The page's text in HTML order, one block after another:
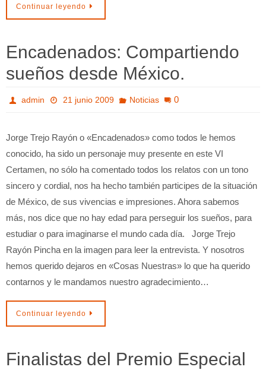
Continuar leyendo
Encadenados: Compartiendo
sueños desde México.
admin 21 junio 2009 Noticias 0
Jorge Trejo Rayón o «Encadenados» como todos le hemos
conocido, ha sido un personaje muy presente en este VI
Certamen, no sólo ha comentado todos los relatos con un tono
sincero y cordial, nos ha hecho también participes de la situación
de México, de sus vivencias e impresiones. Ahora sabemos
más, nos dice que no hay edad para perseguir los sueños, para
estudiar o para imaginarse el mundo cada día. Jorge Trejo
Rayón Pincha en la imagen para leer la entrevista. Y nosotros
hemos querido dejaros en «Cosas Nuestras» lo que ha querido
contarnos y le mandamos nuestro agradecimiento…
Continuar leyendo
Finalistas del Premio Especial